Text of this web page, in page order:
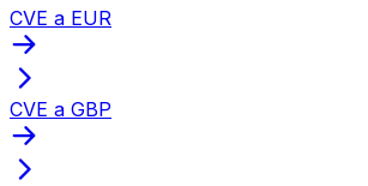
CVE a EUR
CVE a GBP